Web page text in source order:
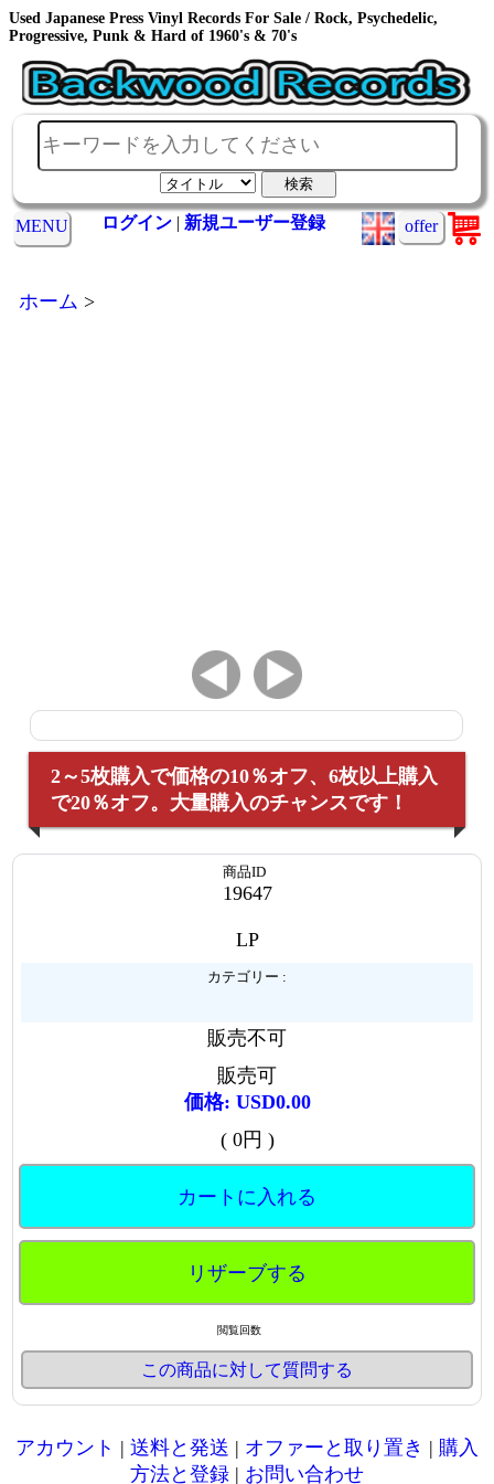
Used Japanese Press Vinyl Records For Sale / Rock, Psychedelic,
Progressive, Punk & Hard of 1960's & 70's
MENU ログイン| 新規ユーザー登録 offer
ホーム >
2～5枚購入で価格の10％オフ、6枚以上購入
で20％オフ。大量購入のチャンスです！
商品ID
19647
LP
カテゴリー :
販売不可
販売可
価格: USD0.00
( 0円 )
カートに入れる
リザーブする
閲覧回数
この商品に対して質問する
アカウント | 送料と発送 | オファーと取り置き | 購入
方法と登録 | お問い合わせ